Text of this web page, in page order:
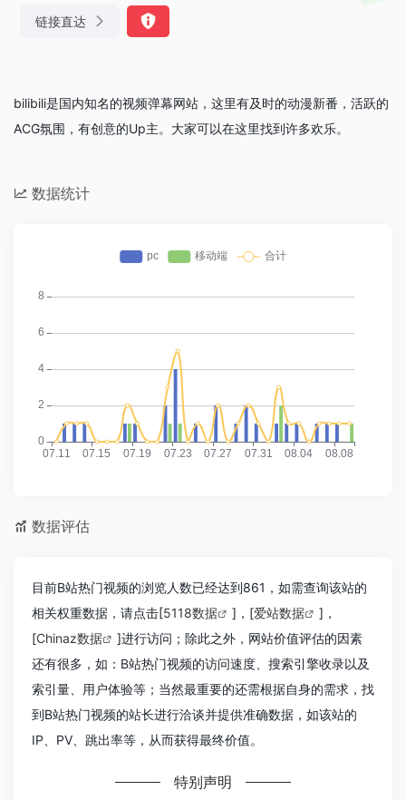
链接直达
bilibili是国内知名的视频弹幕网站，这里有及时的动漫新番，活跃的
ACG氛围，有创意的Up主。大家可以在这里找到许多欢乐。
数据统计
数据评估
目前B站热门视频的浏览人数已经达到861，如需查询该站的
相关权重数据，请点击[5118数据 ]，[爱站数据
]，
[Chinaz数据
]进行访问；除此之外，网站价值评估的因素
还有很多，如：B站热门视频的访问速度、搜索引擎收录以及
索引量、用户体验等；当然最重要的还需根据自身的需求，找
到B站热门视频的站长进行洽谈并提供准确数据，如该站的
IP、PV、跳出率等，从而获得最终价值。
特别声明